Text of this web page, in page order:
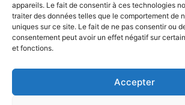
appareils. Le fait de consentir à ces technologies
traiter des données telles que le comportement de
uniques sur ce site. Le fait de ne pas consentir ou
consentement peut avoir un effet négatif sur
et fonctions.
Accepter
192